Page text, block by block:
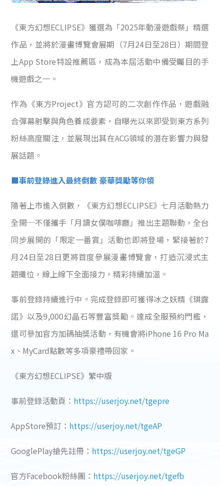
《東方幻想ECLIPSE》獲選為「2025年動漫遊戲祭」精選
作品，並將於漫畫博覽會展期（7月24日至28日）期間登
上App Store特設推薦區，成為本屆活動中備受矚目的手
機遊戲之一。
作為《東方Project》官方認可的二次創作作品，遊戲融
合彈幕射擊與角色養成要素，自曝光以來即受到東方系列
粉絲高度關注，並展現出其在ACG領域的潛在影響力與發
展話題。
■事前登錄進入最終倒數 豪華獎勵等你領
隨著上市進入倒數，《東方幻想ECLIPSE》七月活動熱力
全開─不僅攜手「月讀女僕咖啡廳」推出主題聯動，全台
同步展開的「限定一番賞」活動也即將登場，緊接著於7
月24日至28日更將首度參展漫畫博覽會，打造沉浸式主
題攤位，線上線下全面接力，精彩持續加溫。
事前登錄持續進行中。完成登錄即可獲得冰之妖精《琪露
諾》以及9,000幻晶石等豐富獎勵。達成全服預約門檻，
還可參加官方加碼抽獎活動，有機會將iPhone 16 Pro Ma
x、MyCard點數等多項豪禮帶回家。
《東方幻想ECLIPSE》繁中版
事前登錄活動頁： https://userjoy.net/tgepre
AppStore預訂： https://userjoy.net/tgeAP
GooglePlay搶先註冊： https://userjoy.net/tgeGP
官方Facebook粉絲團： https://userjoy.net/tgefb